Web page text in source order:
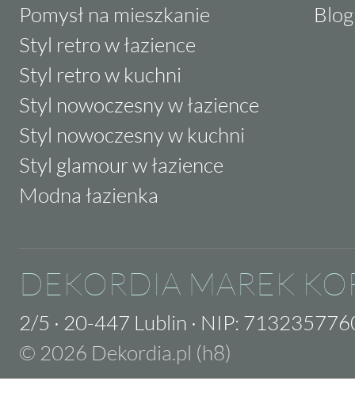
Pomysł na mieszkanie
Styl retro w łazience
Styl retro w kuchni
Styl nowoczesny w łazience
Styl nowoczesny w kuchni
Styl glamour w łazience
Modna łazienka
Blog
DEKORDIA MAREK
2/5 · 20-447 Lublin · NIP:
© 2026 Dekordia.pl (h8)